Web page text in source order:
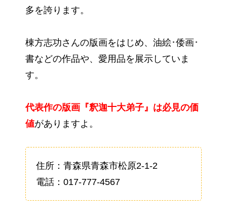
多を誇ります。
棟方志功さんの版画をはじめ、油絵･倭画･
書などの作品や、愛用品を展示していま
す。
代表作の版画『釈迦十大弟子』は必見の価
値がありますよ。
住所：青森県青森市松原2-1-2
電話：017-777-4567